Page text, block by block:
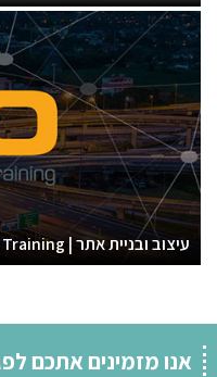
עיצוב ובניית אתר | HandsOn Training
אנו מזמינים אתכם